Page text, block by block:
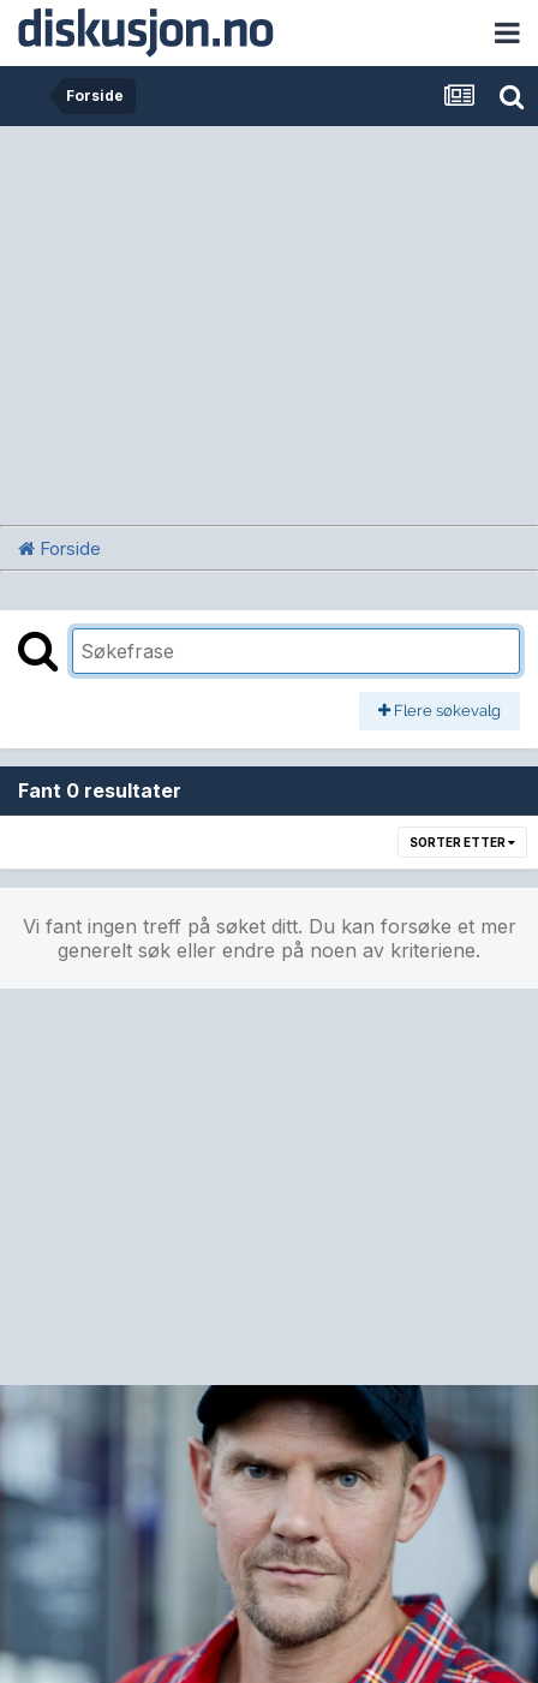
Forside
Forside
Flere søkevalg
Fant 0 resultater
SORTER ETTER
Vi fant ingen treff på søket ditt. Du kan forsøke et mer
generelt søk eller endre på noen av kriteriene.